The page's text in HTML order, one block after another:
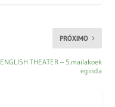
PRÓXIMO
ENGLISH THEATER – 5.mailakoek
eginda